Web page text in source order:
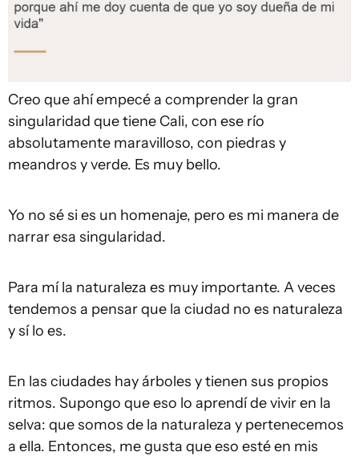
Creo que ahí empecé a comprender la gran
singularidad que tiene Cali, con ese río
absolutamente maravilloso, con piedras y
meandros y verde. Es muy bello.
Yo no sé si es un homenaje, pero es mi manera de
narrar esa singularidad.
Para mí la naturaleza es muy importante. A veces
tendemos a pensar que la ciudad no es naturaleza
y sí lo es.
En las ciudades hay árboles y tienen sus propios
ritmos. Supongo que eso lo aprendí de vivir en la
selva: que somos de la naturaleza y pertenecemos
a ella. Entonces, me gusta que eso esté en mis